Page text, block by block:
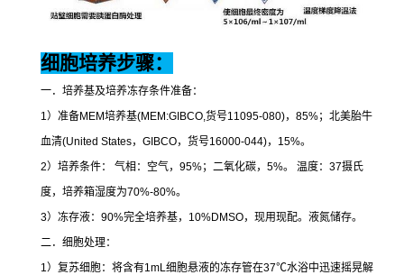
细胞培养步骤：
一．培养基及培养冻存条件准备：
1 ）准备MEM培养基(MEM:GIBCO, 货号11095-080)， 85%；北美胎牛
血清(United States， GIBCO，货号16000-044)， 15%。
2）培养条件： 气相：空气， 95%；二氧化碳， 5%。 温度： 37摄氏
度，培养箱湿度为70%-80%。
3）冻存液： 90%完全培养基， 10%DMSO，现用现配。液氮储存。
二．细胞处理：
1 ）复苏细胞：将含有1mL 细胞悬液的冻存管在37℃水浴中迅速摇晃解